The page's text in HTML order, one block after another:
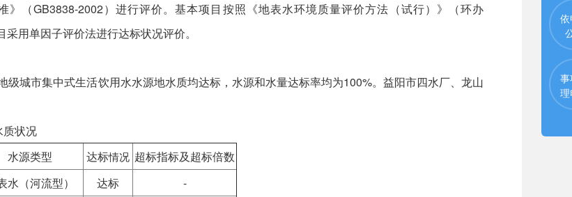
（GB3838-2002）进行评价。基本项目按照《地表水环境质量评价方法（试行）》（环办
用单因子评价法进行达标状况评价。
城市集中式生活饮用水水源地水质均达标，水源和水量达标率均为100%。益阳市四水厂、龙山
状况
水源类型 达标情况 超标指标及超标倍数
水（河流型） 达标
-